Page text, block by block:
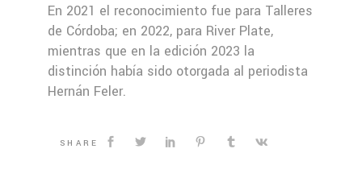
En 2021 el reconocimiento fue para Talleres
de Córdoba; en 2022, para River Plate,
mientras que en la edición 2023 la
distinción había sido otorgada al periodista
Hernán Feler.
SHARE